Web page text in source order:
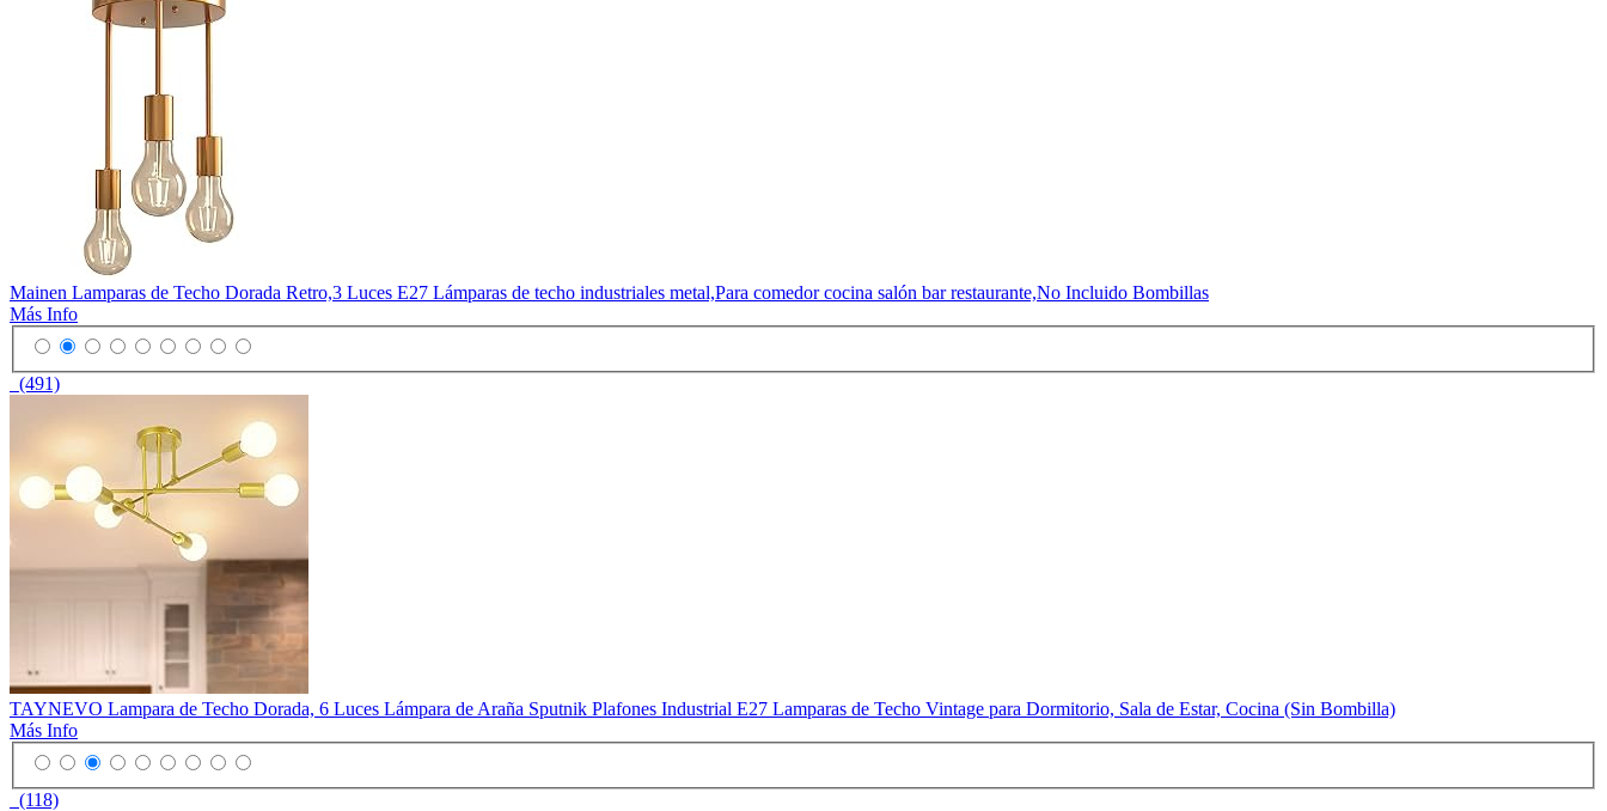
Mainen Lamparas de Techo Dorada Retro,3 Luces E27 Lámparas de techo industriales metal,Para comedor cocina salón bar restaurante,No Incluido Bombillas
Más Info
(491)
TAYNEVO Lampara de Techo Dorada, 6 Luces Lámpara de Araña Sputnik Plafones Industrial E27 Lamparas de Techo Vintage para Dormitorio, Sala de Estar, Cocina (Sin Bombilla)
Más Info
(118)